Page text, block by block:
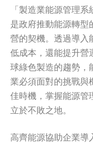
「製造業能源管理
是政府推動能源轉型
營的契機。透過導入
低成本，還能提升營
球綠色製造的趨勢，
業必須面對的挑戰與
佳時機，掌握能源管
立於不敗之地。
高齊能源協助企業導